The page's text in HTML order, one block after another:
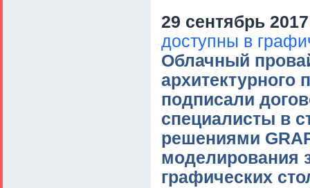
29 сентябрь
доступны в
Облачный
архитектурного
подписали
специалисты в
решениями
моделирования
графических